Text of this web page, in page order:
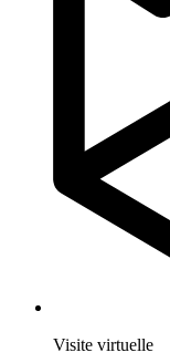
Visite virtuelle